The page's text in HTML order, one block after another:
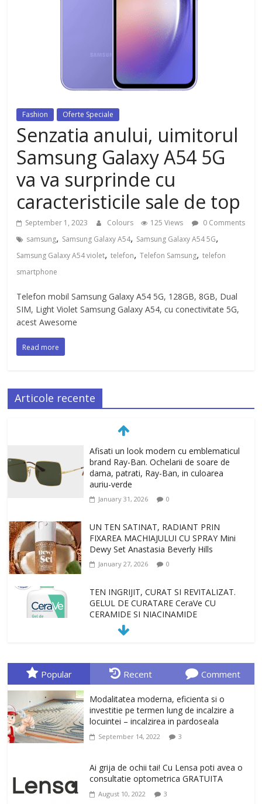
dezvoltat, cu Flexor Fitness-
dispozitiv pentru tonifiere muschi
Fashion Oferte Speciale
Senzatia anului, uimitorul
Samsung Galaxy A54 5G
va va surprinde cu
caracteristicile sale de top
September 1, 2023 Colours 125 Views
0 Comments
samsung, Samsung Galaxy A54, Samsung Galaxy A54 5G,
Samsung Galaxy A54 violet,telefon,Telefon Samsung,telefon
smartphone
Telefon mobil Samsung Galaxy A54 5G, 128GB, 8GB, Dual
SIM, Light Violet Samsung Galaxy A54, cu conectivitate 5G,
acest Awesome
Read more
Articole recente
Afisati un look modern cu emblematicul
brand Ray-Ban. Ochelarii de soare de
dama, patrati, Ray-Ban, in culoarea
auriu-verde
January 31, 2026 0
UN TEN SATINAT, RADIANT PRIN
FIXAREA MACHIAJULUI CU SPRAY Mini
Dewy Set Anastasia Beverly Hills
January 27, 2026 0
TEN INGRIJIT, CURAT SI REVITALIZAT.
GELUL DE CURATARE CeraVe CU
CERAMIDE SI NIACINAMIDE
January 23, 2026
ori o provocare. Idei inedite, cadouri
originale, le puteti avea la Giftspot.ro,
alegere buna, Oglinda de baie cu mărire
și iluminare LED
February 20, 2026 0
un corp sanatos si armonios dezvoltat,
cu Flexor Fitness-dispozitiv pentru
tonifiere muschi
Popular Recent Comment
Modalitatea moderna, eficienta si o
investitie pe termen lung de incalzire a
locuintei – incalzirea in pardoseala
September 14, 2022 3
Ai grija de ochii tai! Cu Lensa poti avea o
consultatie optometrica GRATUITA
August 10, 2022 3